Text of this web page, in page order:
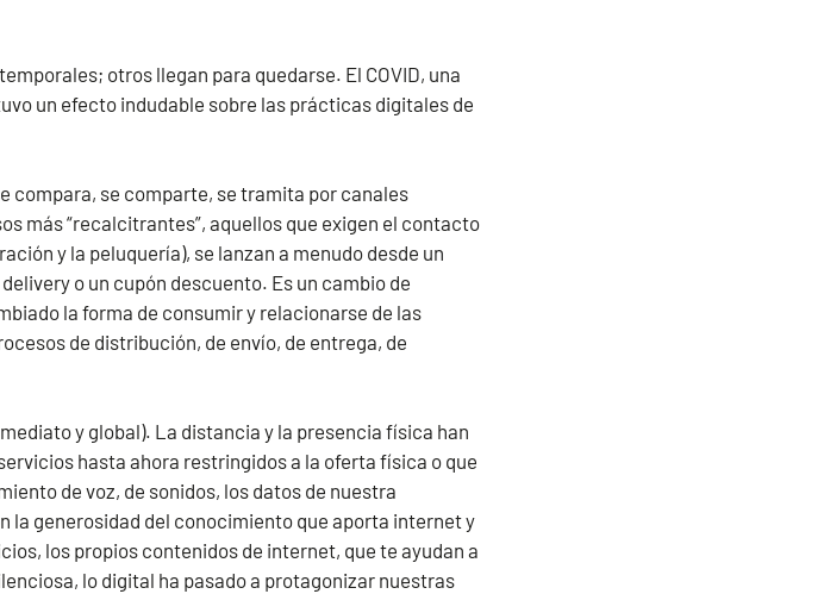
otros llegan para quedarse. El COVID, una
un efecto indudable sobre las prácticas digitales de
compara, se comparte, se tramita por canales
más “recalcitrantes”, aquellos que exigen el contacto
y la peluquería), se lanzan a menudo desde un
o un cupón descuento. Es un cambio de
la forma de consumir y relacionarse de las
de distribución, de envío, de entrega, de
y global). La distancia y la presencia física han
hasta ahora restringidos a la oferta física o que
de voz, de sonidos, los datos de nuestra
la generosidad del conocimiento que aporta internet y
los propios contenidos de internet, que te ayudan a
lo digital ha pasado a protagonizar nuestras